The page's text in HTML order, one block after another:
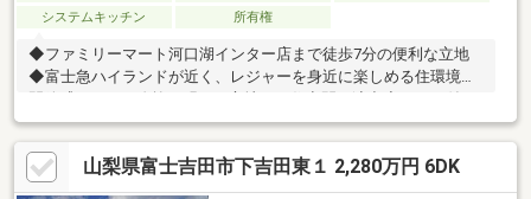
システムキッチン
所有権
◆ファミリーマート河口湖インター店まで徒歩7分の便利な立地
◆富士急ハイランドが近く、レジャーを身近に楽しめる住環境◆
開放感あふれる吹抜が明るく心地よい住空間を演出◆テラス付き
で、くつろぎやアウトドアリビングとして活用可能◆2階居室は
ライフスタイルに合わせて分割でき、家族構成の変化にも柔軟に
対応物件の詳細、ご見学のご希望はお気軽にお問い合わせくださ
い！
山梨県富士吉田市下吉田東１ 2,280万円 6DK